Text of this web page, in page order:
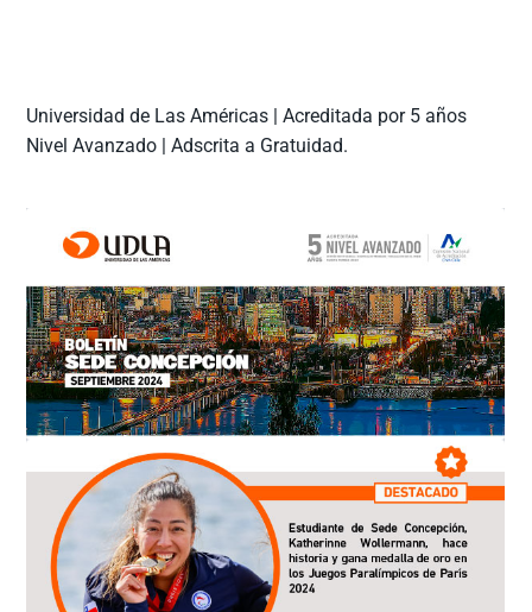
Universidad de Las Américas | Acreditada por 5 años
Nivel Avanzado | Adscrita a Gratuidad.